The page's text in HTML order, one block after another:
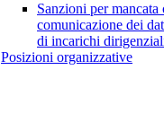
Sanzioni per mancata
comunicazione dei
di incarichi
Posizioni organizzative